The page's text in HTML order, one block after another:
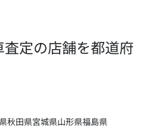
定の店舗を都道府
秋田県宮城県山形県福島県